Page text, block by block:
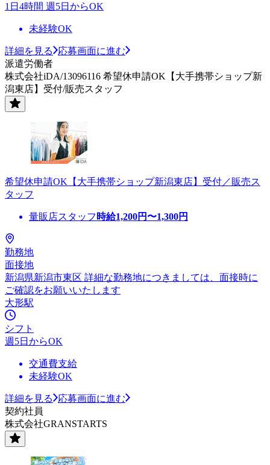
1日4時間 週5日からOK
未経験OK
詳細を見る
応募画面に進む
派遣労働者
株式会社iDA/13096116 希望休申請OK【大手携帯ショップ新
潟東店】受付/販売スタッフ
希望休申請OK【大手携帯ショップ新潟東店】受付／販売ス
タッフ
量販店スタッフ 時給1,200円〜1,300円
勤務地
面接地
新潟県新潟市東区 詳細な勤務地につきましては、面接時に
ご確認をお願いいたします
大形駅
シフト
週5日からOK
交通費支給
未経験OK
詳細を見る
応募画面に進む
契約社員
株式会社GRANSTARTS